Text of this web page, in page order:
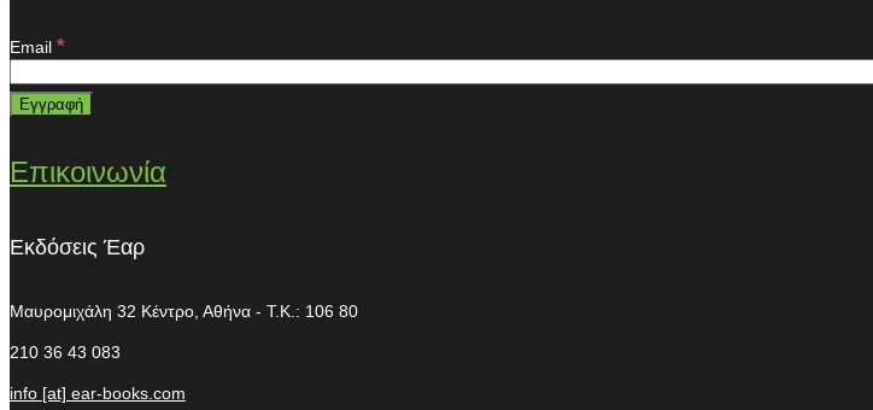
Email *
Επικοινωνία
Εκδόσεις Έαρ
Μαυρομιχάλη 32 Κέντρο, Αθήνα - T.K.: 106 80
210 36 43 083
info [at] ear-books.com